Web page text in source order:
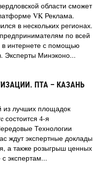
области сможет
VK Реклама.
в нескольких регионах.
по всей
в интернете с помощью
Эксперты Минэконо...
ПТА – КАЗАНЬ
из лучших площадок
состоится 4-я
Технологии
ждут экспертные доклады
а также розыгрыш ценных
экспертам...